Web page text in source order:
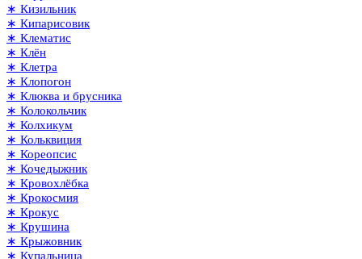
∗ Кизильник
∗ Кипарисовик
∗ Клематис
∗ Клён
∗ Клетра
∗ Клопогон
∗ Клюква и брусника
∗ Колокольчик
∗ Колхикум
∗ Кольквиция
∗ Кореопсис
∗ Кочедыжник
∗ Кровохлёбка
∗ Крокосмия
∗ Крокус
∗ Крушина
∗ Крыжовник
∗ Купальница